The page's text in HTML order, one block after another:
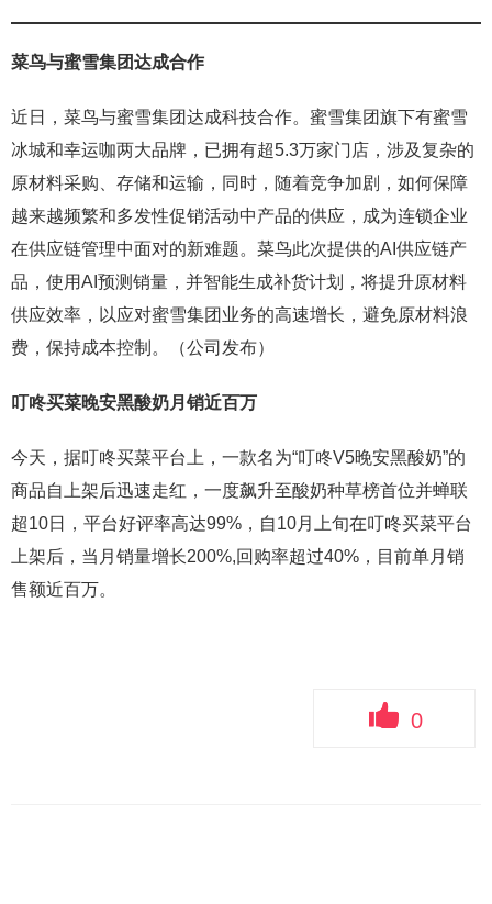
菜鸟与蜜雪集团达成合作
近日，菜鸟与蜜雪集团达成科技合作。蜜雪集团旗下有蜜雪
冰城和幸运咖两大品牌，已拥有超5.3万家门店，涉及复杂的
原材料采购、存储和运输，同时，随着竞争加剧，如何保障
越来越频繁和多发性促销活动中产品的供应，成为连锁企业
在供应链管理中面对的新难题。菜鸟此次提供的AI供应链产
品，使用AI预测销量，并智能生成补货计划，将提升原材料
供应效率，以应对蜜雪集团业务的高速增长，避免原材料浪
费，保持成本控制。（公司发布）
叮咚买菜晚安黑酸奶月销近百万
今天，据叮咚买菜平台上，一款名为“叮咚V5晚安黑酸奶”的
商品自上架后迅速走红，一度飙升至酸奶种草榜首位并蝉联
超10日，平台好评率高达99%，自10月上旬在叮咚买菜平台
上架后，当月销量增长200%,回购率超过40%，目前单月销
售额近百万。
0